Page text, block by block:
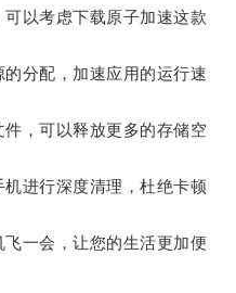
以考虑下载原子加速这款
分配，加速应用的运行速
，可以释放更多的存储空
进行深度清理，杜绝卡顿
一会，让您的生活更加便